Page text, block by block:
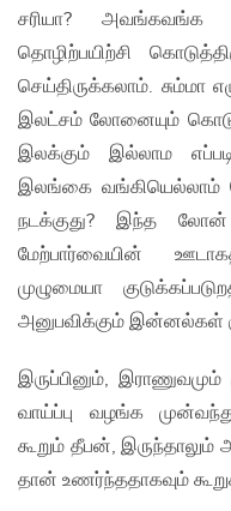
சரியா? அவங்கவங்க
தொழிற்பயிற்சி
செய்திருக்கலாம். சும்மா
இலட்சம் லோனையும்
இலக்கும் இல்லாம
இலங்கை வங்கியெல்லாம்
நடக்குது? இந்த லோன்
மேற்பார்வையின்
முழுமையா
அனுபவிக்கும் இன்னல்கள்
இருப்பினும்,
வாய்ப்பு வழங்க
கூறும் தீபன், இருந்தாலும்
தான் உணர்ந்ததாகவும்